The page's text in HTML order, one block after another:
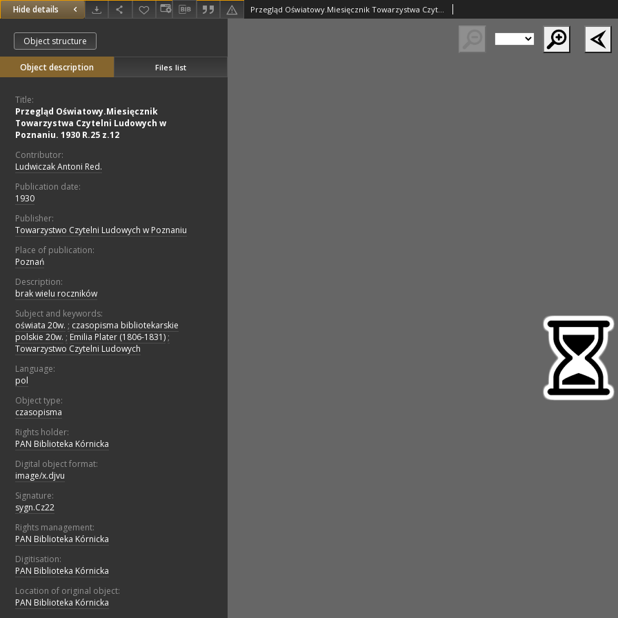
Hide details Przegląd Oświatowy.Miesięcznik Towarzystwa Czytelni Ludowych w Poznaniu. 1930 R.25 z.12
Object structure
Object description Files list
Title:
Przegląd Oświatowy.Miesięcznik
Towarzystwa Czytelni Ludowych w
Poznaniu. 1930 R.25 z.12
Contributor:
Ludwiczak Antoni Red.
Publication date:
1930
Publisher:
Towarzystwo Czytelni Ludowych w Poznaniu
Place of publication:
Poznań
Description:
brak wielu roczników
Subject and keywords:
oświata 20w. ; czasopisma bibliotekarskie
polskie 20w. ; Emilia Plater (1806-1831) ;
Towarzystwo Czytelni Ludowych
Language:
pol
Object type:
czasopisma
Rights holder:
PAN Biblioteka Kórnicka
Digital object format:
image/x.djvu
Signature:
sygn.Cz22
Rights management:
PAN Biblioteka Kórnicka
Digitisation:
PAN Biblioteka Kórnicka
Location of original object:
PAN Biblioteka Kórnicka